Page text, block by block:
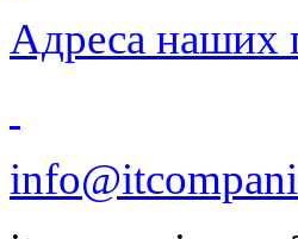
Адреса наших